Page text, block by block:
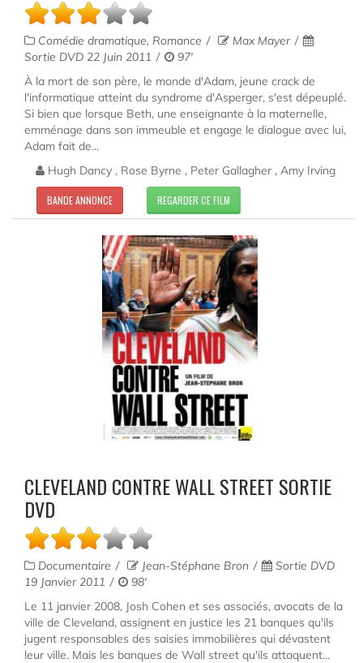
Comédie dramatique, Romance
Max Mayer
Sortie DVD 22 Juin 2011
97'
À la mort de son père, le monde d'Adam, jeune crack de
l'informatique atteint du syndrome d'Asperger, s'est dépeuplé.
Si bien que lorsque Beth, une enseignante à la maternelle,
emménage dans son immeuble et engage le dialogue avec lui,
Adam fait de...
Hugh Dancy , Rose Byrne , Peter Gallagher , Amy Irving
BANDE ANNONCE REGARDER CE FILM
CLEVELAND CONTRE WALL STREET SORTIE
DVD
Documentaire Jean-Stéphane Bron
Sortie DVD
19 Janvier 2011
98'
Le 11 janvier 2008, Josh Cohen et ses associés, avocats de la
ville de Cleveland, assignent en justice les 21 banques qu'ils
jugent responsables des saisies immobilières qui dévastent
leur ville. Mais les banques de Wall street qu'ils attaquent...